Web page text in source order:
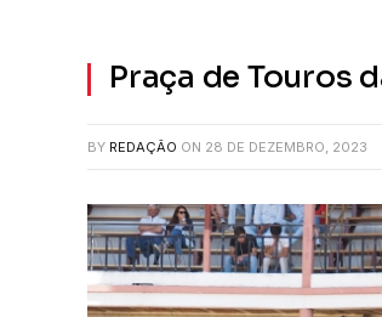
Praça de Touros
BY REDAÇÃO ON 28 DE DEZEMBRO, 2023